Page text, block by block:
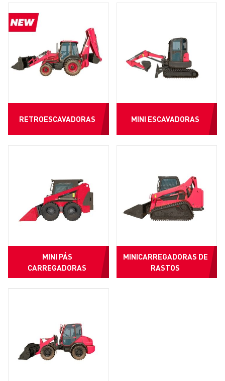
RETROESCAVADORAS MINI ESCAVADORAS
MINI PÁS
CARREGADORAS
MINICARREGADORAS DE
RASTOS